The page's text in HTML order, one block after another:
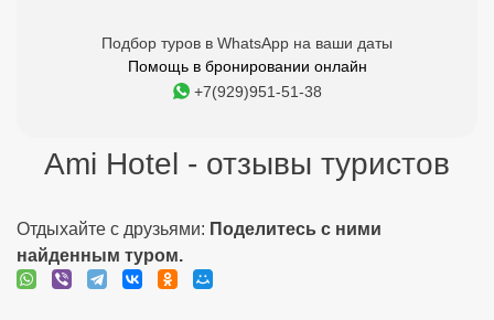
Подбор туров в WhatsApp на ваши даты
Помощь в бронировании онлайн
+7(929)951-51-38
Ami Hotel - отзывы туристов
Отдыхайте с друзьями: Поделитесь с ними
найденным туром.